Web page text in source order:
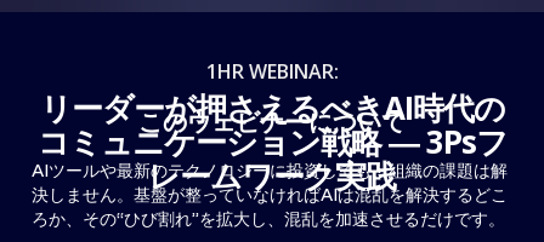
1HR WEBINAR:
リーダーが押さえるべきAI時代の
コミュニケーション戦略 ― 3Psフ
レームワーク実践
このウェビナーについて
AIツールや最新のテクノロジーに投資しても、組織の課題は解
決しません。基盤が整っていなければAIは混乱を解決するどこ
ろか、その“ひび割れ”を拡大し、混乱を加速させるだけです。